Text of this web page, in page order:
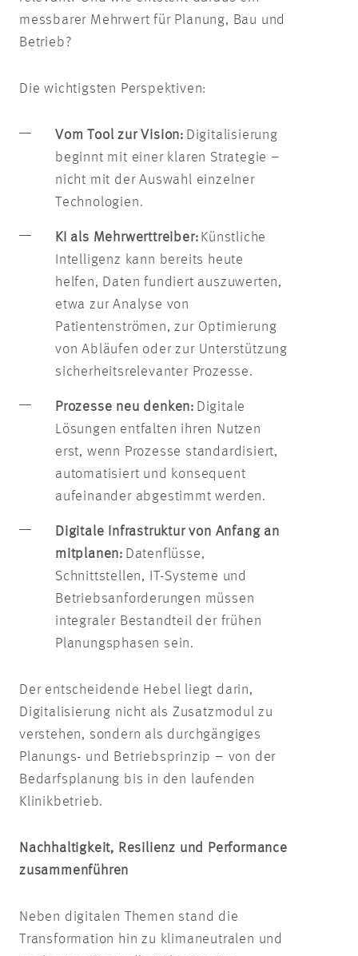
messbarer Mehrwert für Planung, Bau und
Betrieb?
Die wichtigsten Perspektiven:
Vom Tool zur Vision: Digitalisierung
beginnt mit einer klaren Strategie –
nicht mit der Auswahl einzelner
Technologien.
KI als Mehrwerttreiber: Künstliche
Intelligenz kann bereits heute
helfen, Daten fundiert auszuwerten,
etwa zur Analyse von
Patientenströmen, zur Optimierung
von Abläufen oder zur Unterstützung
sicherheitsrelevanter Prozesse.
Prozesse neu denken: Digitale
Lösungen entfalten ihren Nutzen
erst, wenn Prozesse standardisiert,
automatisiert und konsequent
aufeinander abgestimmt werden.
Digitale Infrastruktur von Anfang an
mitplanen: Datenflüsse,
Schnittstellen, IT-Systeme und
Betriebsanforderungen müssen
integraler Bestandteil der frühen
Planungsphasen sein.
Der entscheidende Hebel liegt darin,
Digitalisierung nicht als Zusatzmodul zu
verstehen, sondern als durchgängiges
Planungs- und Betriebsprinzip – von der
Bedarfsplanung bis in den laufenden
Klinikbetrieb.
Nachhaltigkeit, Resilienz und Performance
zusammenführen
Neben digitalen Themen stand die
Transformation hin zu klimaneutralen und